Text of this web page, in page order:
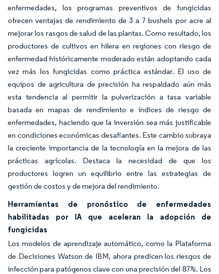
enfermedades, los programas preventivos de fungicidas
ofrecen ventajas de rendimiento de 3 a 7 bushels por acre al
mejorar los rasgos de salud de las plantas. Como resultado, los
productores de cultivos en hilera en regiones con riesgo de
enfermedad históricamente moderado están adoptando cada
vez más los fungicidas como práctica estándar. El uso de
equipos de agricultura de precisión ha respaldado aún más
esta tendencia al permitir la pulverización a tasa variable
basada en mapas de rendimiento e índices de riesgo de
enfermedades, haciendo que la inversión sea más justificable
en condiciones económicas desafiantes. Este cambio subraya
la creciente importancia de la tecnología en la mejora de las
prácticas agrícolas. Destaca la necesidad de que los
productores logren un equilibrio entre las estrategias de
gestión de costos y de mejora del rendimiento.
Herramientas de pronóstico de enfermedades
habilitadas por IA que aceleran la adopción de
fungicidas
Los modelos de aprendizaje automático, como la Plataforma
de Decisiones Watson de IBM, ahora predicen los riesgos de
infección para patógenos clave con una precisión del 87%. Los